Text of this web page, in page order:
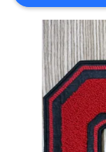
PRIVACY
POLICY